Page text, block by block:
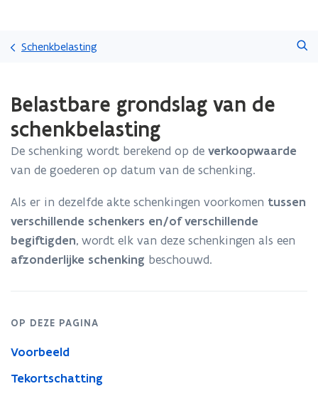
gaan
Schenkbelasting
met
laden.
zich
op:
grondslag
van
schenkbelasting
Belastbare grondslag van de
schenkbelasting
De schenking wordt berekend op de verkoopwaarde
van de goederen op datum van de schenking.
Als er in dezelfde akte schenkingen voorkomen tussen
verschillende schenkers en/of verschillende
begiftigden, wordt elk van deze schenkingen als een
afzonderlijke schenking beschouwd.
OP DEZE PAGINA
Voorbeeld
Tekortschatting